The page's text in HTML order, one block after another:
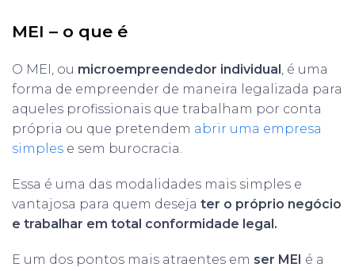
MEI – o que é
O MEI, ou microempreendedor individual , é uma
forma de empreender de maneira legalizada para
aqueles profissionais que trabalham por conta
própria ou que pretendem abrir uma empresa
simples e sem burocracia.
Essa é uma das modalidades mais simples e
vantajosa para quem deseja ter o próprio negócio
e trabalhar em total conformidade legal.
E um dos pontos mais atraentes em ser MEI é a